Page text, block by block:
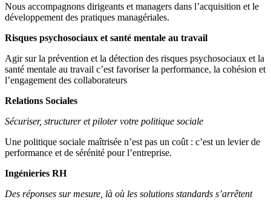
Nous accompagnons dirigeants et managers dans l’acquisition et le
développement des pratiques managériales.
Risques psychosociaux et santé mentale au travail
Agir sur la prévention et la détection des risques psychosociaux et la
santé mentale au travail c’est favoriser la performance, la cohésion et
l’engagement des collaborateurs
Relations Sociales
Sécuriser, structurer et piloter votre politique sociale
Une politique sociale maîtrisée n’est pas un coût : c’est un levier de
performance et de sérénité pour l’entreprise.
Ingénieries RH
Des réponses sur mesure, là où les solutions standards s’arrêtent